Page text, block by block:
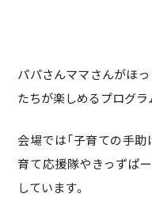
パパさんママさんがほ
たちが楽しめるプログラ
会場では「子育ての手
育て応援隊やきっずぱ
しています。